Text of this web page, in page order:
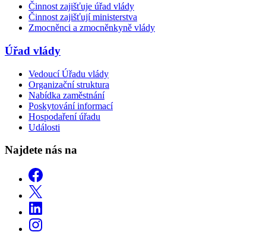
Činnost zajišťuje úřad vlády
Činnost zajišťují ministerstva
Zmocněnci a zmocněnkyně vlády
Úřad vlády
Vedoucí Úřadu vlády
Organizační struktura
Nabídka zaměstnání
Poskytování informací
Hospodaření úřadu
Události
Najdete nás na